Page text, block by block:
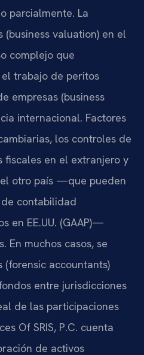
parcialmente. La
valuation) en el
complejo que
trabajo de peritos
empresas (business
internacional. Factores
los controles de
fiscales en el extranjero y
otro país —que pueden
contabilidad
en EE.UU. (GAAP)—
En muchos casos, se
accountants)
entre jurisdicciones
de las participaciones
Of SRIS, P.C. cuenta
de activos